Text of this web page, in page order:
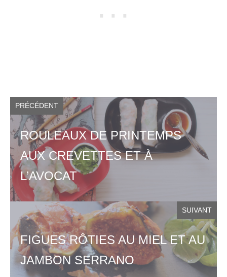
PRÉCÉDENT
ROULEAUX DE PRINTEMPS
AUX CREVETTES ET À
L’AVOCAT
SUIVANT
FIGUES RÔTIES AU MIEL ET AU
JAMBON SERRANO